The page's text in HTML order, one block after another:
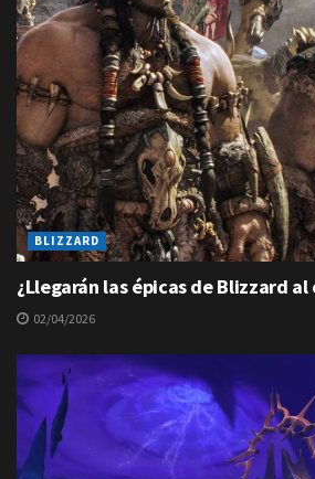
BLIZZARD
¿Llegarán las épicas de Blizzard al
02/04/2026